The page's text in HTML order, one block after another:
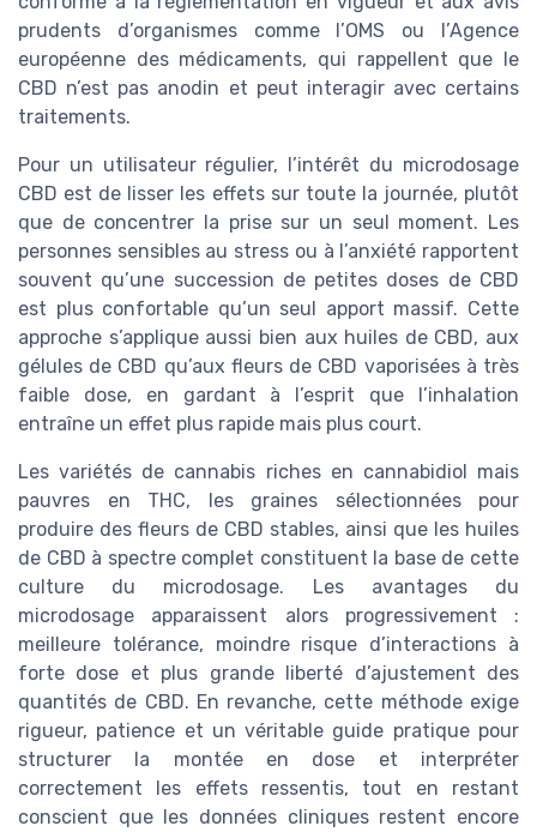
prudents d’organismes comme l’OMS ou l’Agence
européenne des médicaments, qui rappellent que le
CBD n’est pas anodin et peut interagir avec certains
traitements.
Pour un utilisateur régulier, l’intérêt du microdosage
CBD est de lisser les effets sur toute la journée, plutôt
que de concentrer la prise sur un seul moment. Les
personnes sensibles au stress ou à l’anxiété rapportent
souvent qu’une succession de petites doses de CBD
est plus confortable qu’un seul apport massif. Cette
approche s’applique aussi bien aux huiles de CBD, aux
gélules de CBD qu’aux fleurs de CBD vaporisées à très
faible dose, en gardant à l’esprit que l’inhalation
entraîne un effet plus rapide mais plus court.
Les variétés de cannabis riches en cannabidiol mais
pauvres en THC, les graines sélectionnées pour
produire des fleurs de CBD stables, ainsi que les huiles
de CBD à spectre complet constituent la base de cette
culture du microdosage. Les avantages du
microdosage apparaissent alors progressivement :
meilleure tolérance, moindre risque d’interactions à
forte dose et plus grande liberté d’ajustement des
quantités de CBD. En revanche, cette méthode exige
rigueur, patience et un véritable guide pratique pour
structurer la montée en dose et interpréter
correctement les effets ressentis, tout en restant
conscient que les données cliniques restent encore